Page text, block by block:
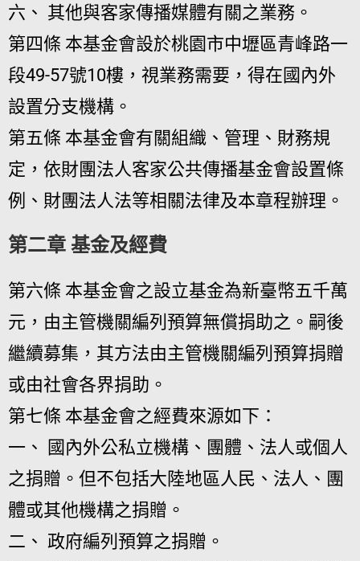
六、 其他與客家傳播媒體有關之業務。
第四條 本基金會設於桃園市中壢區青峰路一
段49-57號10樓，視業務需要，得在國內外
設置分支機構。
第五條 本基金會有關組織、管理、財務規
定，依財團法人客家公共傳播基金會設置條
例、財團法人法等相關法律及本章程辦理。
第二章 基金及經費
第六條 本基金會之設立基金為新臺幣五千萬
元，由主管機關編列預算無償捐助之。嗣後
繼續募集，其方法由主管機關編列預算捐贈
或由社會各界捐助。
第七條 本基金會之經費來源如下：
一、 國內外公私立機構、團體、法人或個人
之捐贈。但不包括大陸地區人民、法人、團
體或其他機構之捐贈。
二、 政府編列預算之捐贈。